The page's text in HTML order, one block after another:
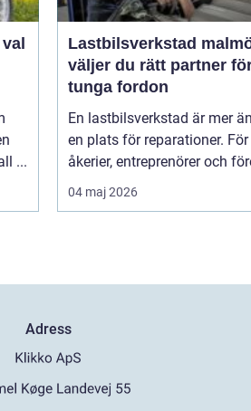
...
Lastbilsverkstad malmö
väljer du rätt partner
tunga fordon
En lastbilsverkstad är mer
en plats för reparationer. För
åkerier, entreprenörer och
04 maj 2026
Adress